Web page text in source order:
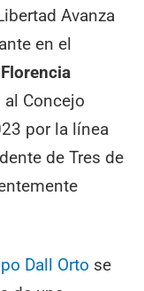
Avanza
en el
Florencia
al Concejo
por la línea
de Tres de
Dall Orto se